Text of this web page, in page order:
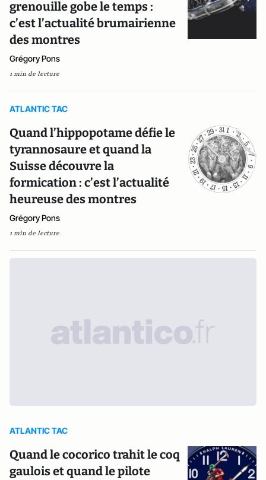
grenouille gobe le temps :
c’est l’actualité brumairienne
des montres
Grégory Pons
1 min de lecture
ATLANTIC TAC
Quand l’hippopotame défie le
tyrannosaure et quand la
Suisse découvre la
formication : c’est l’actualité
heureuse des montres
Grégory Pons
1 min de lecture
ATLANTIC TAC
Quand le cocorico trahit le coq
gaulois et quand le pilote